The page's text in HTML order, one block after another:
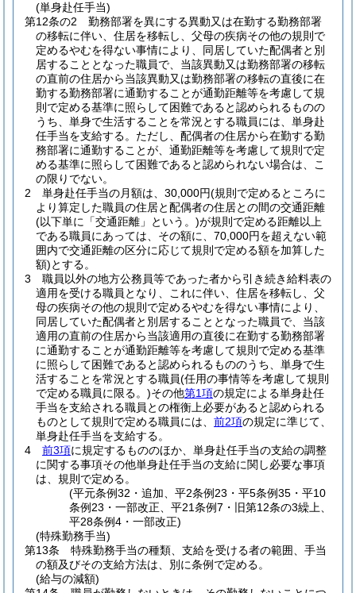
(単身赴任手当)
第12条の2
勤務部署を異にする異動又は在勤する勤務部署
の移転に伴い、住居を移転し、父母の疾病その他の規則で
定めるやむを得ない事情により、同居していた配偶者と別
居することとなった職員で、当該異動又は勤務部署の移転
の直前の住居から当該異動又は勤務部署の移転の直後に在
勤する勤務部署に通勤することが通勤距離等を考慮して規
則で定める基準に照らして困難であると認められるものの
うち、単身で生活することを常況とする職員には、単身赴
任手当を支給する。 ただし、配偶者の住居から在勤する勤
務部署に通勤することが、通勤距離等を考慮して規則で定
める基準に照らして困難であると認められない場合は、こ
の限りでない。
2
単身赴任手当の月額は、30,000円(規則で定めるところに
より算定した職員の住居と配偶者の住居との間の交通距離
(以下単に「交通距離」という。)が規則で定める距離以上
である職員にあっては、その額に、70,000円を超えない範
囲内で交通距離の区分に応じて規則で定める額を加算した
額)とする。
3
職員以外の地方公務員等であった者から引き続き給料表の
適用を受ける職員となり、これに伴い、住居を移転し、父
母の疾病その他の規則で定めるやむを得ない事情により、
同居していた配偶者と別居することとなった職員で、当該
適用の直前の住居から当該適用の直後に在勤する勤務部署
に通勤することが通勤距離等を考慮して規則で定める基準
に照らして困難であると認められるもののうち、単身で生
活することを常況とする職員(任用の事情等を考慮して規則
で定める職員に限る。)その他第1項の規定による単身赴任
手当を支給される職員との権衡上必要があると認められる
ものとして規則で定める職員には、 前2項の規定に準じて、
単身赴任手当を支給する。
4
前3項に規定するもののほか、単身赴任手当の支給の調整
に関する事項その他単身赴任手当の支給に関し必要な事項
は、規則で定める。
(平元条例32・追加、平2条例23・平5条例35・平10
条例23・一部改正、平21条例7・旧第12条の3繰上、
平28条例4・一部改正)
(特殊勤務手当)
第13条
特殊勤務手当の種類、支給を受ける者の範囲、手当
の額及びその支給方法は、別に条例で定める。
(給与の減額)